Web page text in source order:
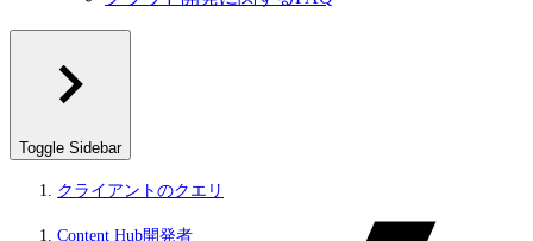
Toggle Sidebar
クライアントのクエリ
Content Hub開発者